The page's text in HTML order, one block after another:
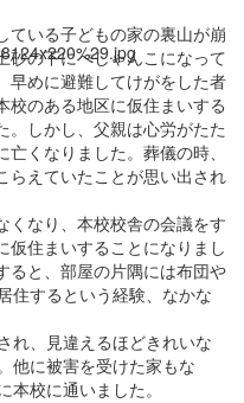
ている子どもの家の裏山が崩
砂の下にぺしゃんこになって
早めに避難してけがをした者
校のある地区に仮住まいする
。しかし、父親は心労がたた
亡くなりました。葬儀の時、
らえていたことが思い出され
くなり、本校校舎の会議をす
仮住まいすることになりまし
ると、部屋の片隅には布団や
住するという経験、なかな
れ、見違えるほどきれいな
他に被害を受けた家もな
本校に通いました。